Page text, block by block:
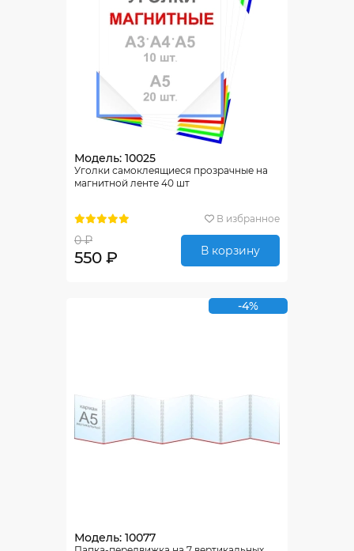
Модель: 10025
Уголки самоклеящиеся прозрачные на
магнитной ленте 40 шт
В избранное
0 ₽
550 ₽ В корзину
-4%
Модель: 10077